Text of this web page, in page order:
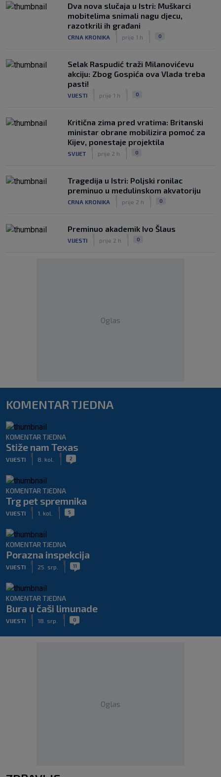
Dva nova slučaja u Istri: Muškarci
mobitelima snimali nagu djecu,
razotkrili ih građani
CRNA KRONIKA prije 1 h 0
Selak Raspudić traži Milanovićevu
akciju: Zbog Gospića ova Vlada treba
pasti!
VIJESTI prije 1 h 0
Kritična zima pred vratima: Britanski
ministar obrane mobilizira pomoć za
Kijev, ponestaje projektila
SVIJET prije 2 h 0
Tragedija u Istri: Poljski ronilac
preminuo u medulinskom akvatoriju
CRNA KRONIKA prije 2 h 0
Preminuo akademik Ivo Šlaus
VIJESTI prije 2 h 0
Oglas
KOMENTAR TJEDNA
KOMENTAR TJEDNA
Stiže nam Texas
VIJESTI 8. kol. 2
KOMENTAR TJEDNA
Trg pet spremnika
VIJESTI 1. kol. 5
KOMENTAR TJEDNA
Porazna inspekcija
VIJESTI 25. srp. 11
KOMENTAR TJEDNA
Bura u čaši limunade
VIJESTI 18. srp. 0
Oglas